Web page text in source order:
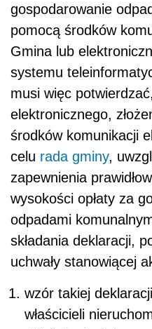
gospodarowanie
pomocą środków
Gmina lub
systemu
musi więc
elektronicznego,
środków komunikacji
celu rada gminy,
zapewnienia
wysokości opłaty za
odpadami
składania deklaracji,
uchwały stanowiącej
wzór takiej
właścicieli